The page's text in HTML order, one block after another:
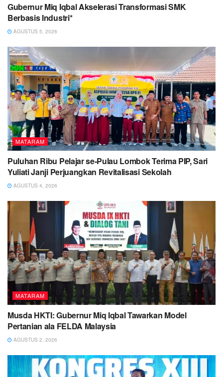
Gubernur Miq Iqbal Akselerasi Transformasi SMK
Berbasis Industri*
AGUSTUS 5, 2026
MATARAM
Puluhan Ribu Pelajar se-Pulau Lombok Terima PIP, Sari
Yuliati Janji Perjuangkan Revitalisasi Sekolah
AGUSTUS 4, 2026
MATARAM
Musda HKTI: Gubernur Miq Iqbal Tawarkan Model
Pertanian ala FELDA Malaysia
AGUSTUS 2, 2026